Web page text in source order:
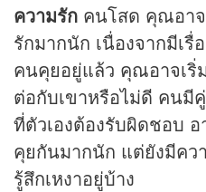
ความรัก คนโสด คุณอาจ
รักมากนัก เนื่องจากมีเรื่
คนคุยอยู่แล้ว คุณอาจเริ่
ต่อกับเขาหรือไม่ดี คนมี
ที่ตัวเองต้องรับผิดชอบ
คุยกันมากนัก แต่ยังมีคว
รู้สึกเหงาอยู่บ้าง